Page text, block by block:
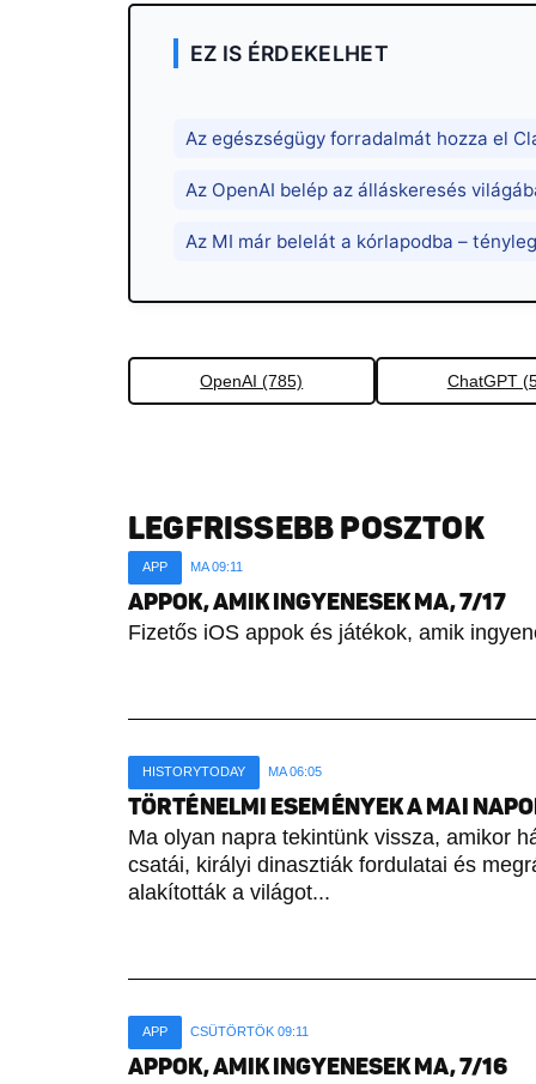
EZ IS ÉRDEKELHET
Az egészségügy forradalmát hozza el
Az OpenAI belép az álláskeresés
Az MI már belelát a kórlapodba –
OpenAI (785) ChatGPT
LEGFRISSEBB POSZTOK
APP MA 09:11
APPOK, AMIK INGYENESEK MA, 7/17
Fizetős iOS appok és játékok, amik
HISTORYTODAY MA 06:05
TÖRTÉNELMI ESEMÉNYEK A MAI
Ma olyan napra tekintünk vissza, amikor
csatái, királyi dinasztiák fordulatai és
alakították a világot...
APP CSÜTÖRTÖK 09:11
APPOK, AMIK INGYENESEK MA, 7/16